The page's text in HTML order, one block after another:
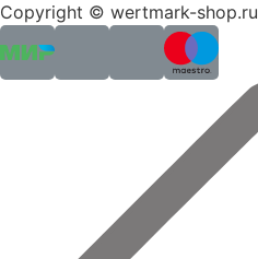
Copyright © wertmark-shop.ru